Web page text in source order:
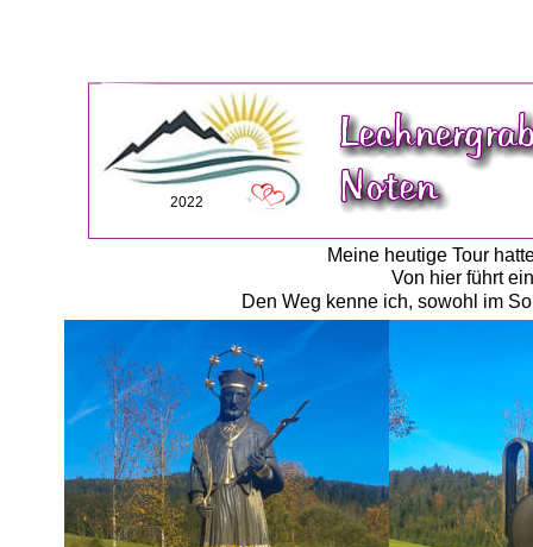
Meine heutige Tour
Von hier führt
Den Weg kenne ich, sowohl im
2022